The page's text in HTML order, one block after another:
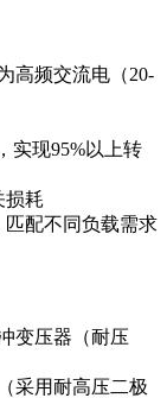
高频交流电（20-
实现95%以上转
损耗
配不同负载需求
变压器（耐压
采用耐高压二极